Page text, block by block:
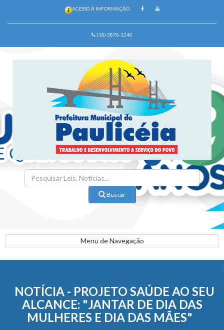
ACESSO À INFORMAÇÃO
(18) 3876-1240
Buscar
Menu de Navegação
NOTÍCIA - PROJETO SAÚDE AO SEU
ALCANCE: "JANTAR DE DIA DAS
MULHERES E DIA DAS MÃES"